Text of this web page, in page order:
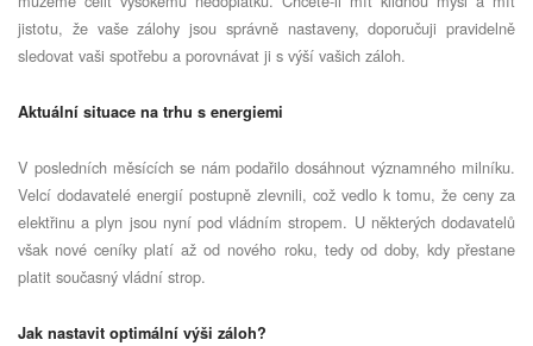
jistotu, že vaše zálohy jsou správně nastaveny, doporučuji pravidelně
sledovat vaši spotřebu a porovnávat ji s výší vašich záloh.
Aktuální situace na trhu s energiemi
V posledních měsících se nám podařilo dosáhnout významného milníku.
Velcí dodavatelé energií postupně zlevnili, což vedlo k tomu, že ceny za
elektřinu a plyn jsou nyní pod vládním stropem. U některých dodavatelů
však nové ceníky platí až od nového roku, tedy od doby, kdy přestane
platit současný vládní strop.
Jak nastavit optimální výši záloh?